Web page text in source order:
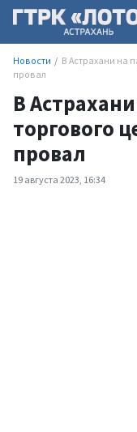
Новости
В Астрахани на
провал
В
торгового
провал
19 августа 2023, 16:34